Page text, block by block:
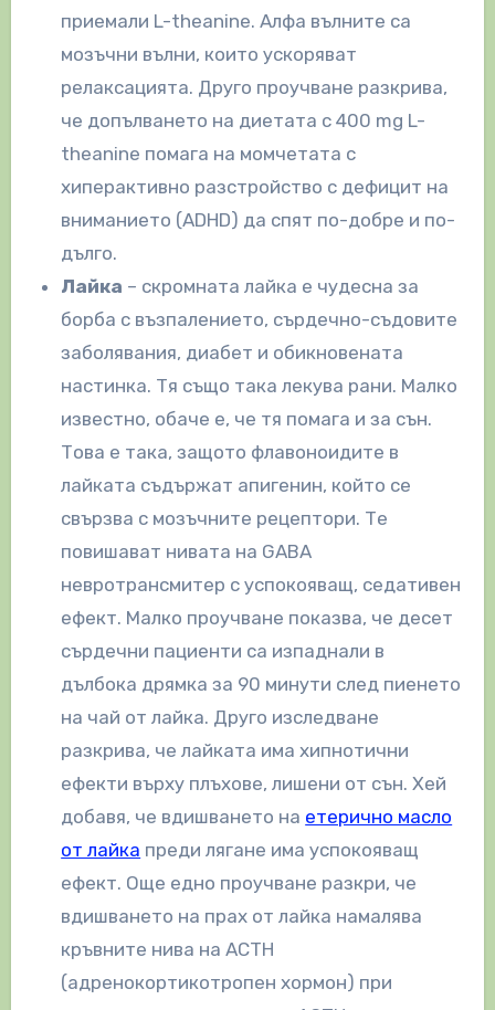
приемали L-theanine. Алфа вълните са
мозъчни вълни, които ускоряват
релаксацията. Друго проучване разкрива,
че допълването на диетата с 400 mg L-
theanine помага на момчетата с
хиперактивно разстройство с дефицит на
вниманието (ADHD) да спят по-добре и по-
дълго.
Лайка – скромната лайка е чудесна за
борба с възпалението, сърдечно-съдовите
заболявания, диабет и обикновената
настинка. Тя също така лекува рани. Малко
известно, обаче е, че тя помага и за сън.
Това е така, защото флавоноидите в
лайката съдържат апигенин, който се
свързва с мозъчните рецептори. Те
повишават нивата на GABA
невротрансмитер с успокояващ, седативен
ефект. Малко проучване показва, че десет
сърдечни пациенти са изпаднали в
дълбока дрямка за 90 минути след пиенето
на чай от лайка. Друго изследване
разкрива, че лайката има хипнотични
ефекти върху плъхове, лишени от сън. Хей
добавя, че вдишването на етерично масло
от лайка преди лягане има успокояващ
ефект. Още едно проучване разкри, че
вдишването на прах от лайка намалява
кръвните нива на ACTH
(адренокортикотропен хормон) при